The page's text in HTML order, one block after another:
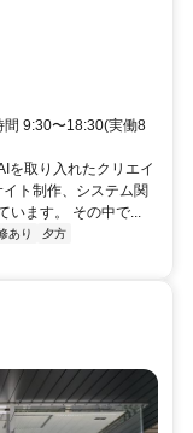
間 9:30〜18:30(実働8
を取り入れたクリエイ
ト制作、システム関
います。 その中で...
あり
夕方